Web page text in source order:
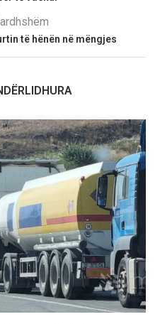
të hënën në mëngjes